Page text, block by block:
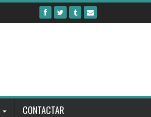
CONTACTAR